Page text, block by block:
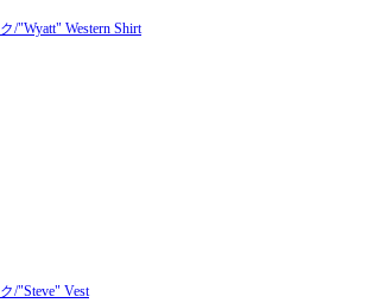
/"Wyatt" Western Shirt
/"Steve" Vest